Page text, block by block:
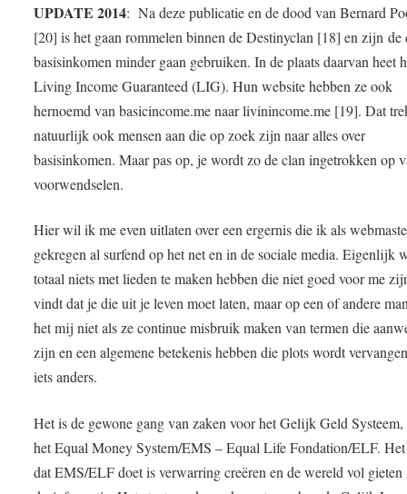
UPDATE 2014: Na deze publicatie en de dood van Bernard
[20] is het gaan rommelen binnen de Destinyclan [18] en zijn de
basisinkomen minder gaan gebruiken. In de plaats daarvan heet
Living Income Guaranteed (LIG). Hun website hebben ze ook
hernoemd van basicincome.me naar livinincome.me [19]. Dat
natuurlijk ook mensen aan die op zoek zijn naar alles over
basisinkomen. Maar pas op, je wordt zo de clan ingetrokken op
voorwendselen.
Hier wil ik me even uitlaten over een ergernis die ik als
gekregen al surfend op het net en in de sociale media. Eigenlijk
totaal niets met lieden te maken hebben die niet goed voor me
vindt dat je die uit je leven moet laten, maar op een of andere
het mij niet als ze continue misbruik maken van termen die
zijn en een algemene betekenis hebben die plots wordt
iets anders.
Het is de gewone gang van zaken voor het Gelijk Geld Systeem,
het Equal Money System/EMS – Equal Life Fondation/ELF.
dat EMS/ELF doet is verwarring creëren en de wereld vol gieten